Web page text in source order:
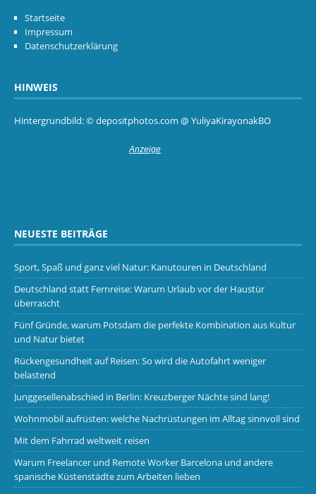
Startseite
Impressum
Datenschutzerklärung
HINWEIS
Hintergrundbild: © depositphotos.com @ YuliyaKirayonakBO
NEUESTE BEITRÄGE
Sport, Spaß und ganz viel Natur: Kanutouren in Deutschland
Deutschland statt Fernreise: Warum Urlaub vor der Haustür
überrascht
Fünf Gründe, warum Potsdam die perfekte Kombination aus Kultur
und Natur bietet
Rückengesundheit auf Reisen: So wird die Autofahrt weniger
belastend
Junggesellenabschied in Berlin: Kreuzberger Nächte sind lang!
Wohnmobil aufrüsten: welche Nachrüstungen im Alltag sinnvoll sind
Mit dem Fahrrad weltweit reisen
Warum Freelancer und Remote Worker Barcelona und andere
spanische Küstenstädte zum Arbeiten lieben